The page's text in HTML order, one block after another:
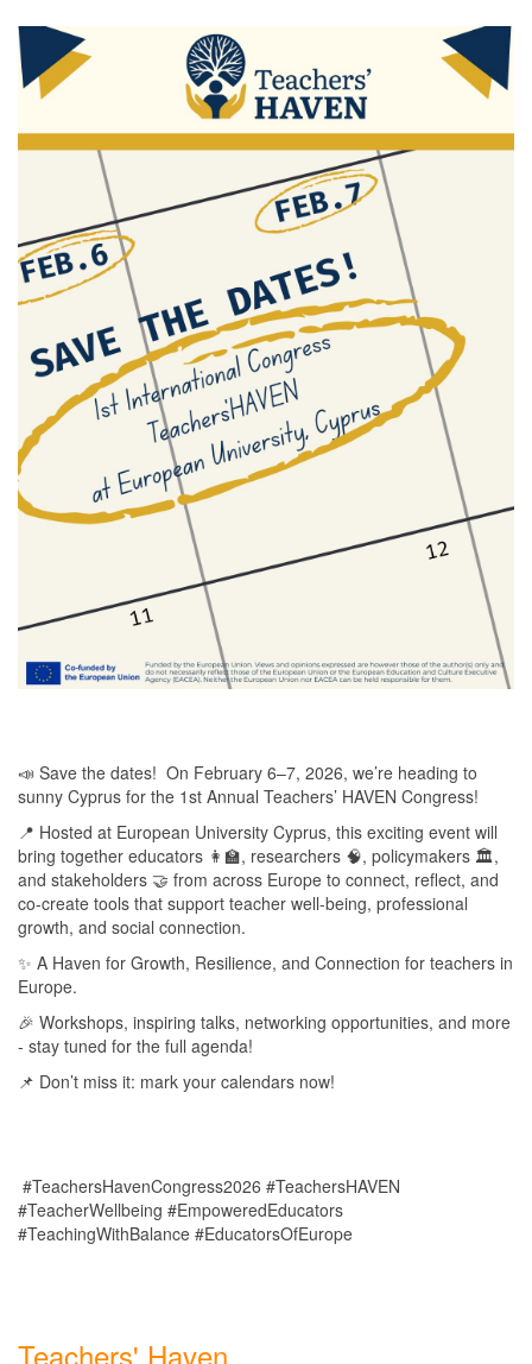
📣 Save the dates! On February 6–7, 2026, we’re heading to
sunny Cyprus for the 1st Annual Teachers’ HAVEN Congress!
📍 Hosted at European University Cyprus, this exciting event will
bring together educators 👩‍🏫, researchers 🧠, policymakers 🏛,
and stakeholders 🤝 from across Europe to connect, reflect, and
co-create tools that support teacher well-being, professional
growth, and social connection.
✨ A Haven for Growth, Resilience, and Connection for teachers in
Europe.
🎉 Workshops, inspiring talks, networking opportunities, and more
- stay tuned for the full agenda!
📌 Don’t miss it: mark your calendars now!
#TeachersHavenCongress2026 #TeachersHAVEN
#TeacherWellbeing #EmpoweredEducators
#TeachingWithBalance #EducatorsOfEurope
Teachers' Haven